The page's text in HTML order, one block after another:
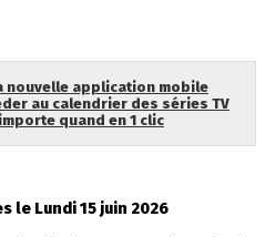
nouvelle application mobile
au calendrier des séries TV
quand en 1 clic
le Lundi 15 juin 2026